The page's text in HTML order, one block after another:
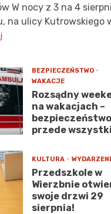
W nocy z 3 na 4
na ulicy Kutrowskiego
BEZPIECZEŃSTWO
WAKACJE
Rozsądny
na wakacjach –
bezpieczeństwo
przede
KULTURA
Przedszkole w
Wierzbnie
swoje drzwi 29
sierpnia!